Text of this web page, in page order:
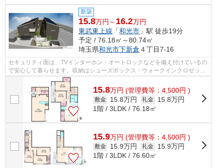
新築
15.8万円～ 16.2万円
東武東上線 「和光市 」駅 徒歩19分
予定 / 76.18㎡～80.74㎡
埼玉県和光市下新倉 ４丁目7-16
セキュリティ面は、TVインターホン・オートロックなどを備え付けているの
で安心して暮らせます。収納はシューズボックス・ウォークインクロゼット
など豊富なので、衣類や履き物の整理...
15.8万円 (管理費等：4,500円 )
敷金 15.8万円 礼金
15.8万円
1階 / 3LDK / 76.18㎡
15.9万円 (管理費等：4,500円 )
敷金 15.9万円 礼金
15.9万円
1階 / 3LDK / 76.60㎡